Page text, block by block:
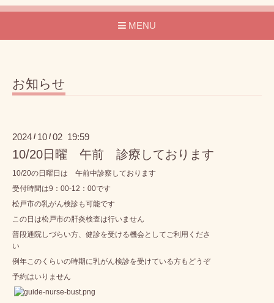
MENU
お知らせ
2024 / 10 / 02 19:59
10/20日曜 午前 診療しております
10/20の日曜日は 午前中診察しております
受付時間は9：00-12：00です
松戸市の乳がん検診も可能です
この日は松戸市の肝炎検査は行いません
普段通院しづらい方、健診を受ける機会としてご利用くださ
い
例年このくらいの時期に乳がん検診を受けている方もどうぞ
予約はいりません